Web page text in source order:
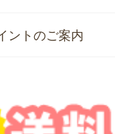
ントのご案内